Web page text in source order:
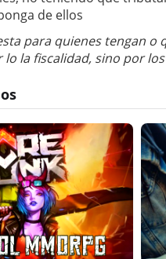
de ellos
para quienes tengan o
la fiscalidad, sino por